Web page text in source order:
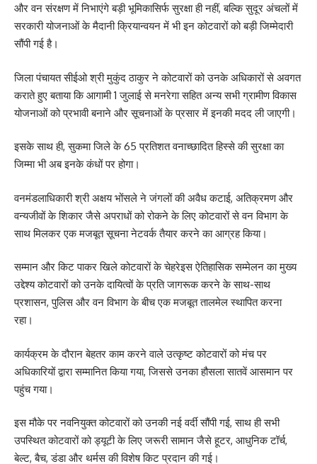
और वन संरक्षण में निभाएंगे बड़ी भूमिकासिर्फ सुरक्षा ही नहीं, बल्कि सुदूर अंचलों में
सरकारी योजनाओं के मैदानी क्रियान्वयन में भी इन कोटवारों को बड़ी जिम्मेदारी
सौंपी गई है।
जिला पंचायत सीईओ श्री मुकुंद ठाकुर ने कोटवारों को उनके अधिकारों से अवगत
कराते हुए बताया कि आगामी 1 जुलाई से मनरेगा सहित अन्य सभी ग्रामीण विकास
योजनाओं को प्रभावी बनाने और सूचनाओं के प्रसार में इनकी मदद ली जाएगी।
इसके साथ ही, सुकमा जिले के 65 प्रतिशत वनाच्छादित हिस्से की सुरक्षा का
जिम्मा भी अब इनके कंधों पर होगा।
वनमंडलाधिकारी श्री अक्षय भोंसले ने जंगलों की अवैध कटाई, अतिक्रमण और
वन्यजीवों के शिकार जैसे अपराधों को रोकने के लिए कोटवारों से वन विभाग के
साथ मिलकर एक मजबूत सूचना नेटवर्क तैयार करने का आग्रह किया।
सम्मान और किट पाकर खिले कोटवारों के चेहरेइस ऐतिहासिक सम्मेलन का मुख्य
उद्देश्य कोटवारों को उनके दायित्वों के प्रति जागरूक करने के साथ-साथ
प्रशासन, पुलिस और वन विभाग के बीच एक मजबूत तालमेल स्थापित करना
रहा।
कार्यक्रम के दौरान बेहतर काम करने वाले उत्कृष्ट कोटवारों को मंच पर
अधिकारियों द्वारा सम्मानित किया गया, जिससे उनका हौसला सातवें आसमान पर
पहुंच गया।
इस मौके पर नवनियुक्त कोटवारों को उनकी नई वर्दी सौंपी गई, साथ ही सभी
उपस्थित कोटवारों को ड्यूटी के लिए जरूरी सामान जैसे हूटर, आधुनिक टॉर्च,
बेल्ट, बैच, डंडा और थर्मस की विशेष किट प्रदान की गई।